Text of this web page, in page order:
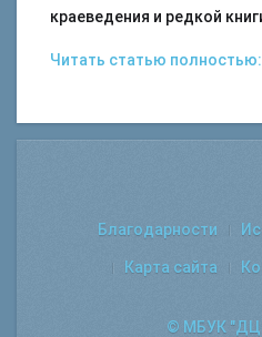
краеведения и редкой
Читать статью
Благодарности
Карта сайта
© МБУК